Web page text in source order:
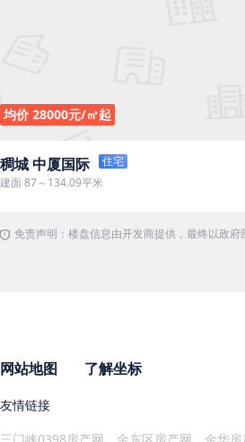
均价 28000元/㎡起
稠城 中厦国际
住宅
建面 87～134.09平米
免责声明：楼盘信息由开发商提供，最终以政府
网站地图 了解坐标
友情链接